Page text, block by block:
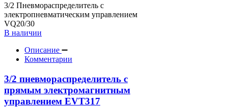
3/2 Пневмораспределитель с
электропневматическим управлением
VQ20/30
В наличии
Описание
Комментарии
3/2 пневмораспределитель с
прямым электромагнитным
управлением EVT317